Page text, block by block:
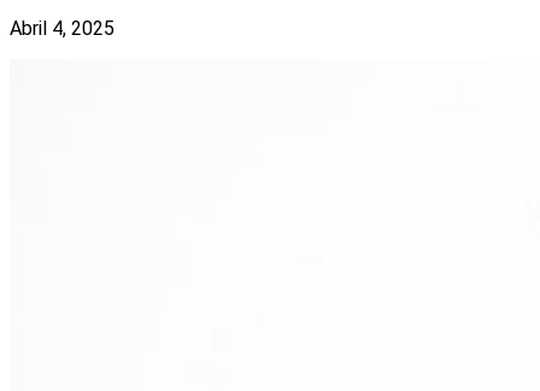
Abril 4, 2025